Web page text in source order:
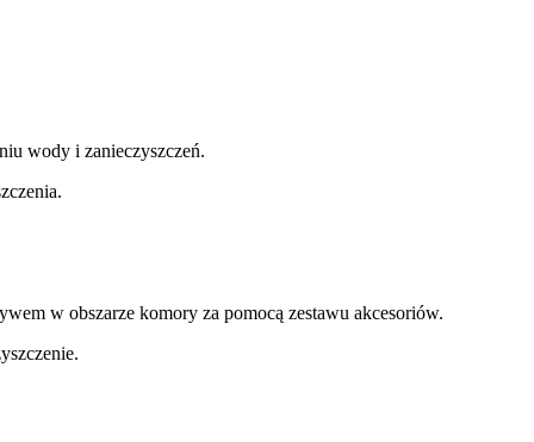
wody i zanieczyszczeń.
w obszarze komory za pomocą zestawu akcesoriów.